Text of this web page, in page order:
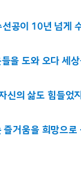
공이 10년 넘게
을 도와 오다 세
신의 삶도 힘들었
즐거움을 희망으로